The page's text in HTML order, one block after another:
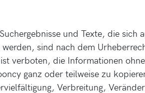
und Texte, die sich
sind nach dem
verboten, die Informationen
ganz oder teilweise zu
Verbreitung,